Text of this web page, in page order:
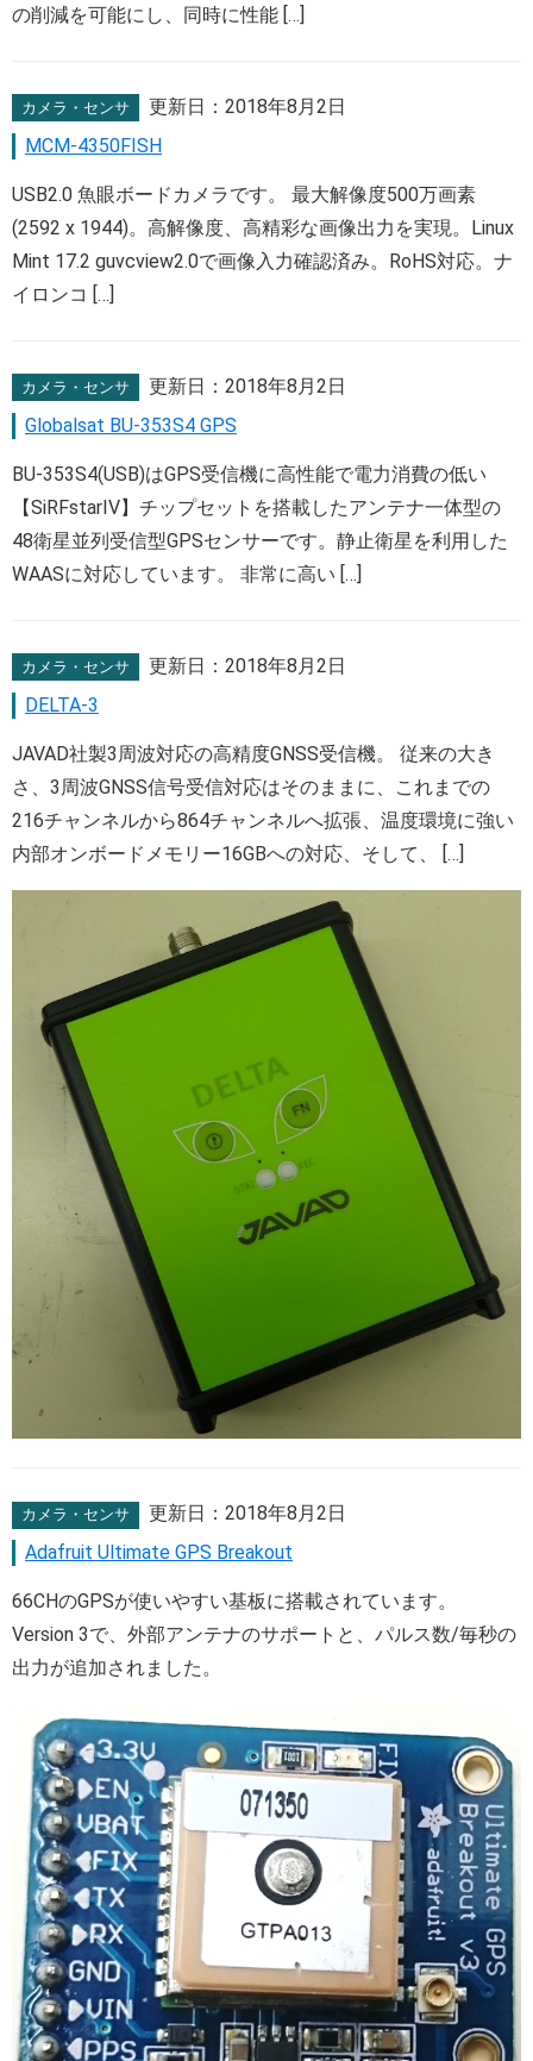
の削減を可能にし、同時に性能 […]
カメラ・センサ 更新日： 2018年8月2日
MCM-4350FISH
USB2.0 魚眼ボードカメラです。 最大解像度500万画素
(2592 x 1944)。高解像度、高精彩な画像出力を実現。Linux
Mint 17.2 guvcview2.0で画像入力確認済み。RoHS対応。ナ
イロンコ […]
カメラ・センサ 更新日： 2018年8月2日
Globalsat BU-353S4 GPS
BU-353S4(USB)はGPS受信機に高性能で電力消費の低い
【SiRFstarIV】チップセットを搭載したアンテナ一体型の
48衛星並列受信型GPSセンサーです。静止衛星を利用した
WAASに対応しています。 非常に高い […]
カメラ・センサ 更新日： 2018年8月2日
DELTA-3
JAVAD社製3周波対応の高精度GNSS受信機。 従来の大き
さ、3周波GNSS信号受信対応はそのままに、これまでの
216チャンネルから864チャンネルへ拡張、温度環境に強い
内部オンボードメモリー16GBへの対応、そして、 […]
カメラ・センサ 更新日： 2018年8月2日
Adafruit Ultimate GPS Breakout
66CHのGPSが使いやすい基板に搭載されています。
Version 3で、外部アンテナのサポートと、パルス数/毎秒の
出力が追加されました。